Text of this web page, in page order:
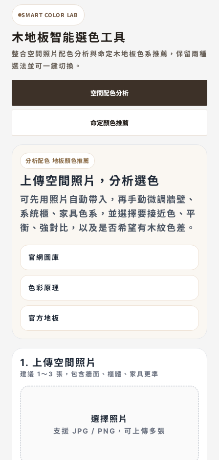
SMART COLOR LAB
木地板智能選色工具
整合空間照片配色分析與命定木地板色系推薦，保留兩種
選法並可一鍵切換。
空間配色分析
命定顏色推薦
分析配色 地板顏色推薦
上傳空間照片，分析選色
可先用照片自動帶入，再手動微調牆壁、
系統櫃、家具色系，並選擇要接近色、平
衡、強對比 ，以及是否希望有木紋色差 。
官網圖庫
色彩原理
官方地板
1. 上傳空間照片
建議 1～3 張，包含牆面、櫃體、家具更準
選擇照片
支援 JPG / PNG，可上傳多張